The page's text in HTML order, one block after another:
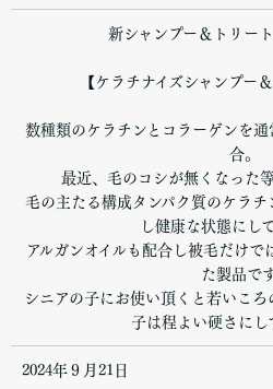
新シャンプー＆トリー
【ケラチナイズシャンプー
数種類のケラチンとコラーゲンを
合。
最近、毛のコシが無くなった
毛の主たる構成タンパク質のケラ
し健康な状態にし
アルガンオイルも配合し被毛だけ
た製品です
シニアの子にお使い頂くと若いこ
子は程よい硬さに
2024年９月21日